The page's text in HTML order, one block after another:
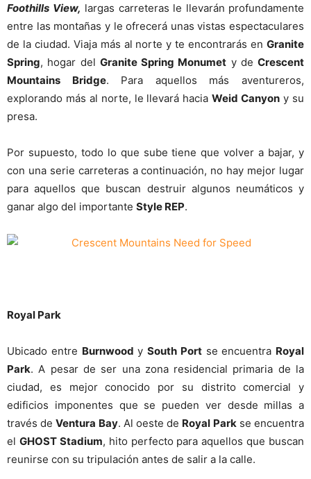
Foothills View, largas carreteras le llevarán profundamente
entre las montañas y le ofrecerá unas vistas espectaculares
de la ciudad. Viaja más al norte y te encontrarás en Granite
Spring, hogar del Granite Spring Monumet y de Crescent
Mountains Bridge. Para aquellos más aventureros,
explorando más al norte, le llevará haciaWeid Canyon y su
presa.
Por supuesto, todo lo que sube tiene que volver a bajar, y
con una serie carreteras a continuación, no hay mejor lugar
para aquellos que buscan destruir algunos neumáticos y
ganar algo del importante Style REP.
Royal Park
Ubicado entre Burnwood y South Portse encuentra Royal
Park. A pesar de ser una zona residencial primaria de la
ciudad, es mejor conocido por su distrito comercial y
edificios imponentes que se pueden ver desde millas a
través deVentura Bay. Al oeste de Royal Parkse encuentra
el GHOST Stadium, hito perfecto para aquellos que buscan
reunirse con su tripulación antes de salir a la calle.